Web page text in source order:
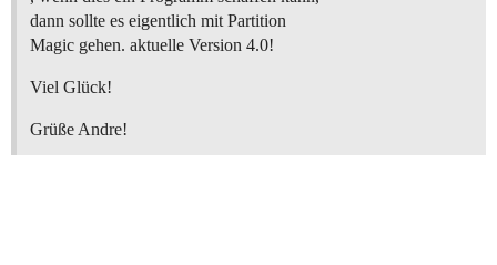
dann sollte es eigentlich mit Partition
Magic gehen. aktuelle Version 4.0!
Viel Glück!
Grüße Andre!